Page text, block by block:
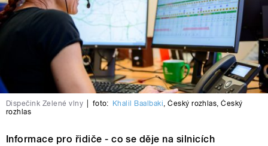
Dispečink Zelené vlny foto: Khalil Baalbaki,Český rozhlas,Český
rozhlas
Informace pro řidiče - co se děje na silnicích